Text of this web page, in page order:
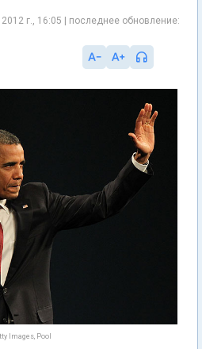
г., 16:05 | последнее обновление:
Images, Pool